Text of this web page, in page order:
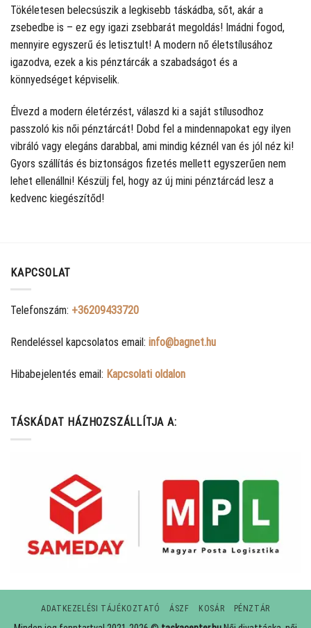
Tökéletesen belecsúszik a legkisebb táskádba, sőt, akár a
zsebedbe is – ez egy igazi zsebbarát megoldás! Imádni fogod,
mennyire egyszerű és letisztult! A modern nő életstílusához
igazodva, ezek a kis pénztárcák a szabadságot és a
könnyedséget képviselik.
Élvezd a modern életérzést, válaszd ki a saját stílusodhoz
passzoló kis női pénztárcát! Dobd fel a mindennapokat egy ilyen
vibráló vagy elegáns darabbal, ami mindig kéznél van és jól néz ki!
Gyors szállítás és biztonságos fizetés mellett egyszerűen nem
lehet ellenállni! Készülj fel, hogy az új mini pénztárcád lesz a
kedvenc kiegészítőd!
KAPCSOLAT
Telefonszám: +36209433720
Rendeléssel kapcsolatos email: info@bagnet.hu
Hibabejelentés email: Kapcsolati oldalon
TÁSKÁDAT HÁZHOZSZÁLLÍTJA A:
ADATKEZELÉSI TÁJÉKOZTATÓ ÁSZF KOSÁR PÉNZTÁR